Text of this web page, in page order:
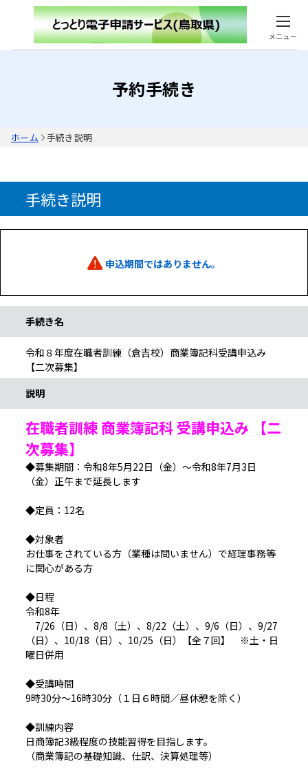
メニュー
予約手続き
ホーム 手続き説明
手続き説明
申込期間ではありません。
手続き名
令和８年度在職者訓練（倉吉校）商業簿記科受講申込み
【二次募集】
説明
在職者訓練 商業簿記科 受講申込み 【二
次募集】
◆募集期間：令和8年5月22日（金）～令和8年7月3日
（金）正午まで延長します
◆定員：12名
◆対象者
お仕事をされている方（業種は問いません）で経理事務等
に関心がある方
◆日程
令和8年
7/26（日）、8/8（土）、8/22（土）、9/6（日）、9/27
（日）、10/18（日）、10/25（日）【全７回】 ※土・日
曜日併用
◆受講時間
9時30分～16時30分（１日６時間／昼休憩を除く）
◆訓練内容
日商簿記3級程度の技能習得を目指します。
（商業簿記の基礎知識、仕訳、決算処理等）